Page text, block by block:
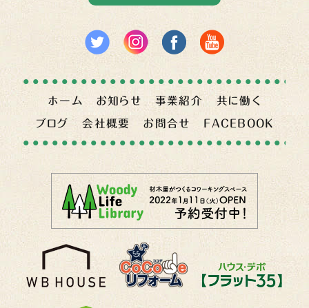
ホーム お知らせ 事業紹介 共に働く
ブログ 会社概要 お問合せ FACEBOOK